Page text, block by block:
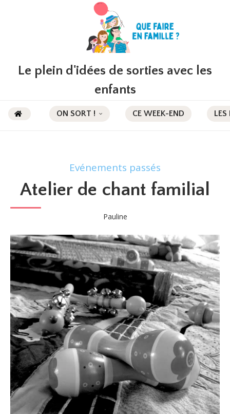
Le plein d'idées de sorties avec les
enfants
ON SORT ! CE WEEK-END LES
Evénements passés
Atelier de chant familial
Pauline